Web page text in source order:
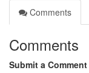
Comments
Comments
Submit a Comment